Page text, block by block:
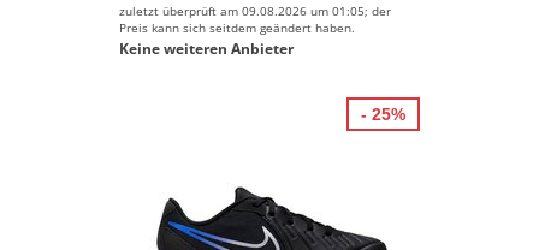
zuletzt überprüft am 09.08.2026 um 01:05; der
Preis kann sich seitdem geändert haben.
Keine weiteren Anbieter
- 25%